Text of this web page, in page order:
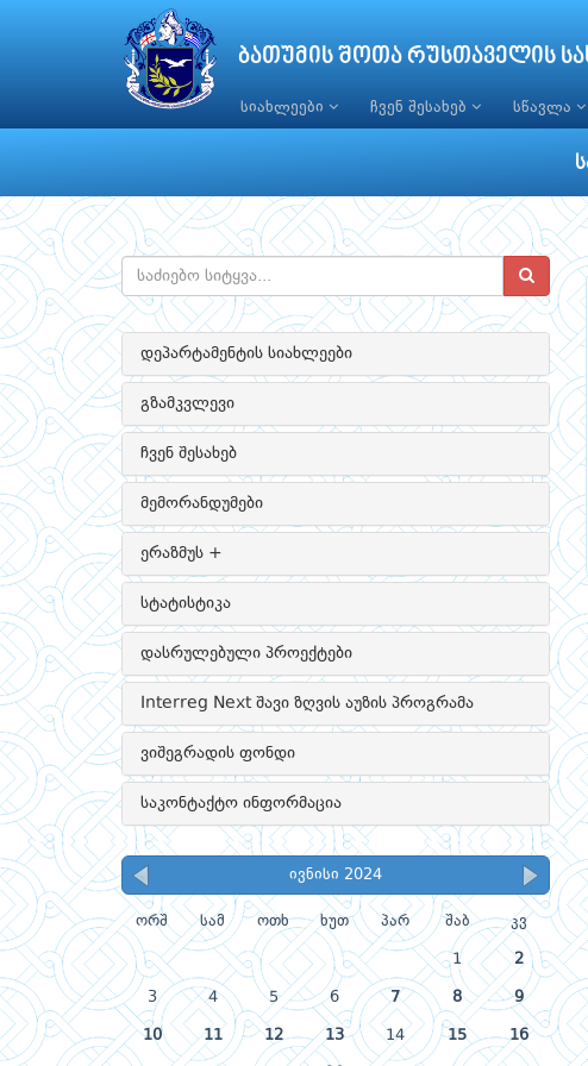
ბათუმის შოთა რუსთაველის
სიახლეები ჩვენ შესახებ სწავლა
დეპარტამენტის სიახლეები
გზამკვლევი
ჩვენ შესახებ
მემორანდუმები
ერაზმუს +
სტატისტიკა
დასრულებული პროექტები
Interreg Next შავი ზღვის აუზის პროგრამა
ვიშეგრადის ფონდი
საკონტაქტო ინფორმაცია
ივნისი 2024
ორშ სამ ოთხ ხუთ პარ შაბ კვ
1 2
3 4 5 6 7 8 9
10 11 12 13 14 15 16